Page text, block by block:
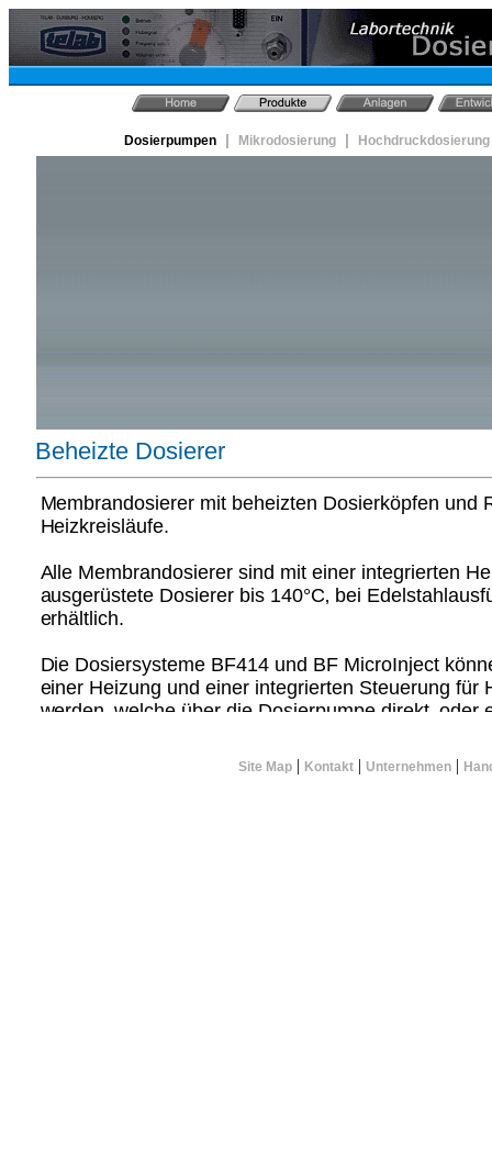
Dosierpumpen | Mikrodosierung | Hochdruckdosierung
Beheizte Dosierer
Membrandosierer mit beheizten Dosierköpfen und
Heizkreisläufe.
Alle Membrandosierer sind mit einer integrierten
ausgerüstete Dosierer bis 140°C‚ bei
erhältlich.
Die Dosiersysteme BF414 und BF MicroInject
einer Heizung und einer integrierten Steuerung für
werden‚ welche über die Dosierpumpe direkt‚ oder
Site Map | Kontakt | Unternehmen |